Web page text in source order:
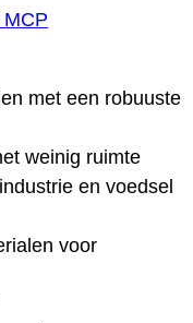
met een robuuste
weinig ruimte
en voedsel
voor